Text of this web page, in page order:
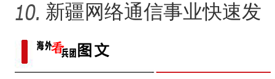
听
菇湖水库的生态戍边战
新疆网络通信事业快速发
展 拉近世界与新疆距离